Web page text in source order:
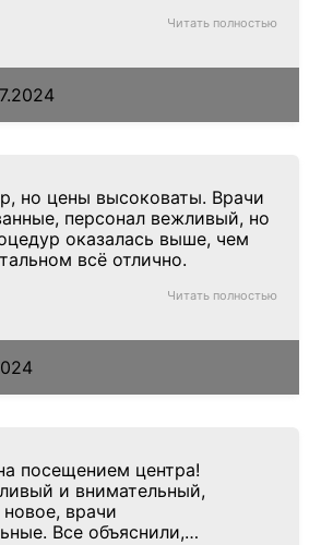
Читать полностью
но цены высоковаты. Врачи
персонал вежливый, но
оказалась выше, чем
всё отлично.
Читать полностью
посещением центра!
и внимательный,
врачи
Все объяснили,